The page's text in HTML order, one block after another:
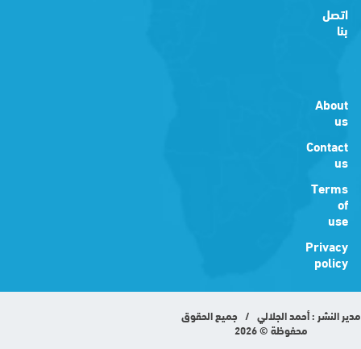
اتصل
بنا
About
us
Contact
us
Terms
of
use
Privacy
policy
مدير النشر : أحمد الجلالي / جميع الحقوق
محفوظة © 2026